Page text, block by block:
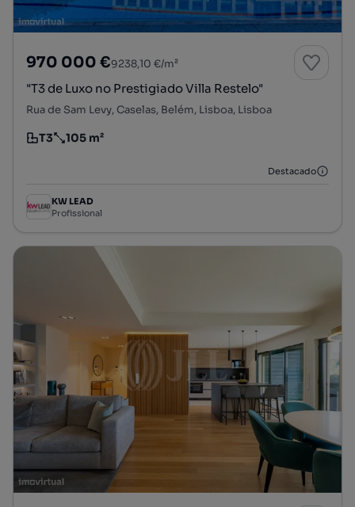
970 000 €9238,10 €/m²
"T3 de Luxo no Prestigiado Villa Restelo"
Rua de Sam Levy, Caselas, Belém, Lisboa, Lisboa
Tipologia
T3
Preço por metro quadrado
105 m²
Destacado
KW LEAD
Profissional